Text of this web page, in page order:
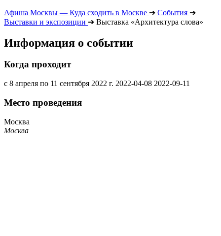
Афиша Москвы — Куда сходить в Москве ➔ События ➔
Выставки и экспозиции ➔ Выставка «Архитектура слова»
Информация о событии
Когда проходит
с 8 апреля по 11 сентября 2022 г. 2022-04-08 2022-09-11
Место проведения
Москва
Москва